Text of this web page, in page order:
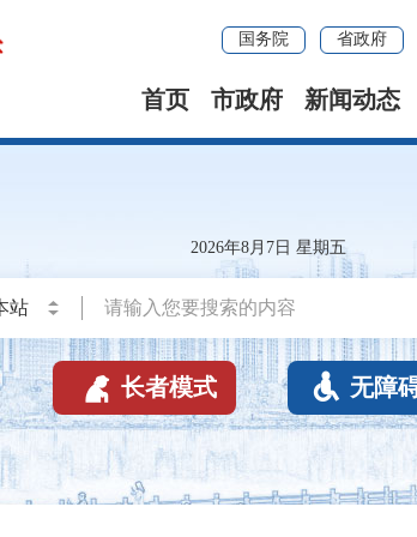
国务院 省政府
首页 市政府 新闻动态
2026年8月7日 星期五
 长者模式  无障